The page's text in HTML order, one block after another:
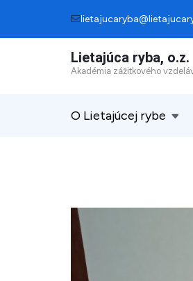
to
Lietajúca ryba, o.z.
Akadémia zážitkového
O Lietajúcej rybe